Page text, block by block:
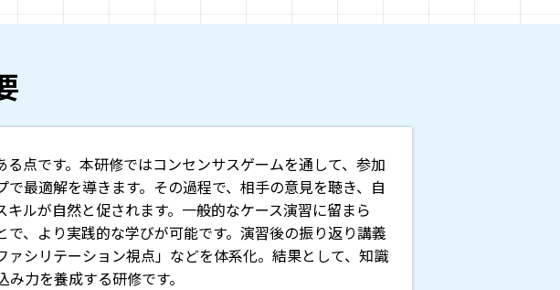
点です。本研修ではコンセンサスゲームを通して、参加
最適解を導きます。その過程で、相手の意見を聴き、自
ルが自然と促されます。一般的なケース演習に留まら
、より実践的な学びが可能です。演習後の振り返り講義
シリテーション視点」などを体系化。結果として、知識
力を養成する研修です。